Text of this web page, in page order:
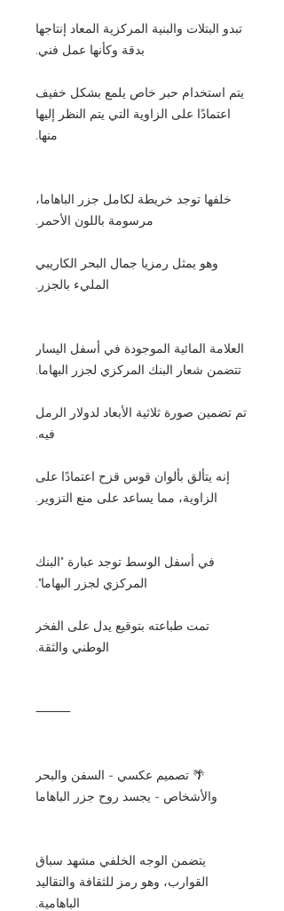
تبدو البتلات والبنية المركزية المعاد إنتاجها
بدقة وكأنها عمل فني.
يتم استخدام حبر خاص يلمع بشكل خفيف
اعتمادًا على الزاوية التي يتم النظر إليها
منها.
خلفها توجد خريطة لكامل جزر الباهاما،
مرسومة باللون الأحمر.
وهو يمثل رمزيا جمال البحر الكاريبي
المليء بالجزر.
العلامة المائية الموجودة في أسفل اليسار
تتضمن شعار البنك المركزي لجزر البهاما.
تم تضمين صورة ثلاثية الأبعاد لدولار الرمل
فيه.
إنه يتألق بألوان قوس قزح اعتمادًا على
الزاوية، مما يساعد على منع التزوير.
في أسفل الوسط توجد عبارة "البنك
المركزي لجزر البهاما".
تمت طباعته بتوقيع يدل على الفخر
الوطني والثقة.
⸻
🌴 تصميم عكسي - السفن والبحر
والأشخاص - يجسد روح جزر الباهاما
يتضمن الوجه الخلفي مشهد سباق
القوارب، وهو رمز للثقافة والتقاليد
الباهامية.